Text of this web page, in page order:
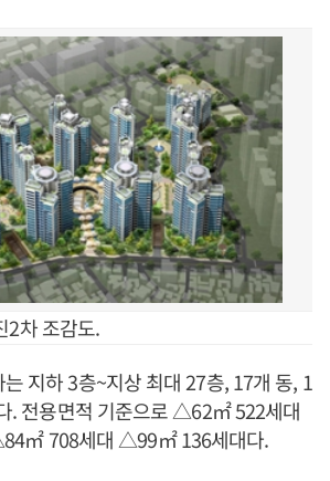
차 조감도.
지하 3층~지상 최대 27층, 17개 동, 1
. 전용면적 기준으로 △62㎡ 522세대
㎡ 708세대 △99㎡ 136세대다.